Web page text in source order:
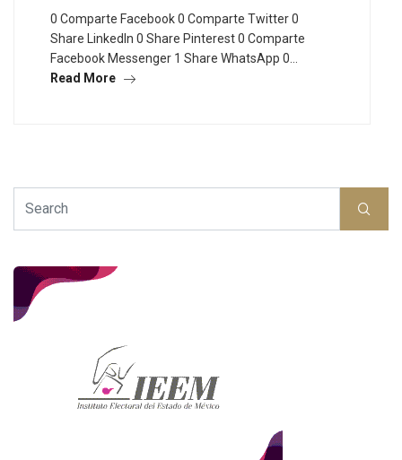
0 Comparte Facebook 0 Comparte Twitter 0
Share LinkedIn 0 Share Pinterest 0 Comparte
Facebook Messenger 1 Share WhatsApp 0…
Read More